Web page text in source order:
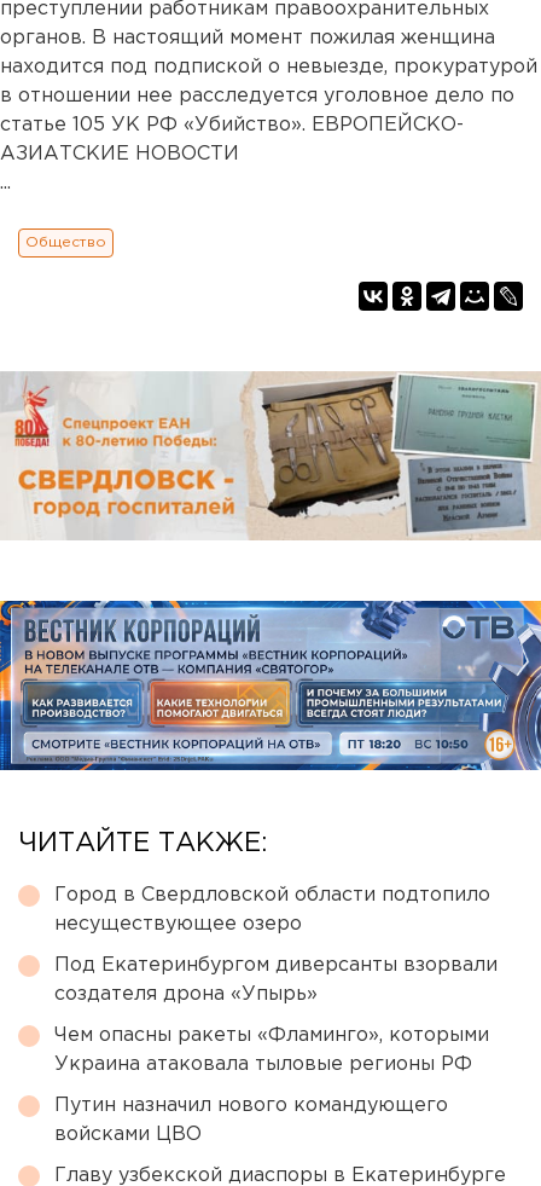
преступлении работникам правоохранительных
органов. В настоящий момент пожилая женщина
находится под подпиской о невыезде, прокуратурой
в отношении нее расследуется уголовное дело по
статье 105 УК РФ «Убийство». ЕВРОПЕЙСКО-
АЗИАТСКИЕ НОВОСТИ
...
Общество
ЧИТАЙТЕ ТАКЖЕ:
Город в Свердловской области подтопило
несуществующее озеро
Под Екатеринбургом диверсанты взорвали
создателя дрона «Упырь»
Чем опасны ракеты «Фламинго», которыми
Украина атаковала тыловые регионы РФ
Путин назначил нового командующего
войсками ЦВО
Главу узбекской диаспоры в Екатеринбурге